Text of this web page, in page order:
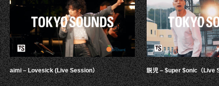
aimi – Lovesick (Live Session） 鋭児 – $uper $onic（Live